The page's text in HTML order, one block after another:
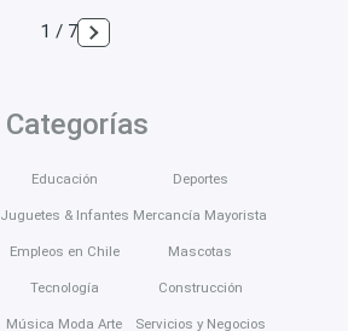
1 / 7
Categorías
Educación
Juguetes & Infantes
Empleos en Chile
Tecnología
Música Moda Arte
Deportes
Mercancía Mayorista
Mascotas
Construcción
Servicios y Negocios